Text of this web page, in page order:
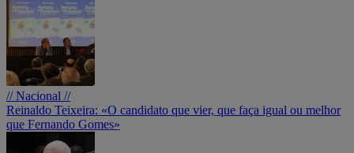
// Nacional //
Reinaldo Teixeira: «O candidato que vier, que faça igual ou melhor
que Fernando Gomes»